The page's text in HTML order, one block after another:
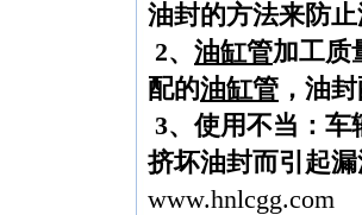
油封的方法来防
2、 油缸管加工质
配的油缸管 ，油
3、使用不当：车
挤坏油封而引起
www.hnlcgg.com